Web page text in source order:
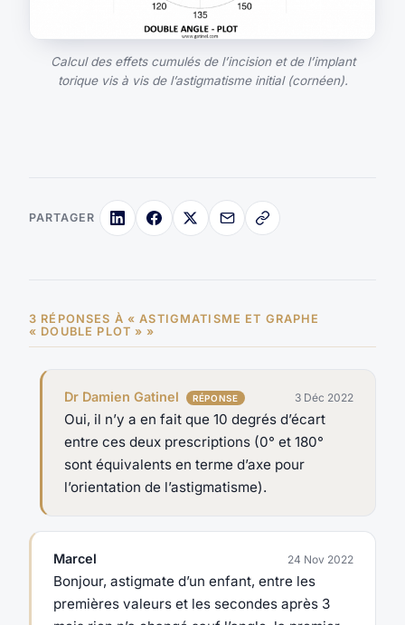
Calcul des effets cumulés de l’incision et de l’implant
torique vis à vis de l’astigmatisme initial (cornéen).
PARTAGER
3 RÉPONSES À « ASTIGMATISME ET GRAPHE
« DOUBLE PLOT » »
Dr Damien Gatinel 3 Déc 2022
Oui, il n’y a en fait que 10 degrés d’écart
entre ces deux prescriptions (0° et 180°
sont équivalents en terme d’axe pour
l’orientation de l’astigmatisme).
Marcel 24 Nov 2022
Bonjour, astigmate d’un enfant, entre les
premières valeurs et les secondes après 3